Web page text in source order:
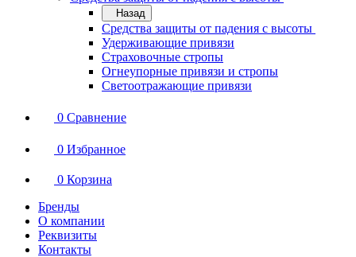
Назад
Средства защиты от падения с высоты
Удерживающие привязи
Страховочные стропы
Огнеупорные привязи и стропы
Светоотражающие привязи
0 Сравнение
0 Избранное
0 Корзина
Бренды
О компании
Реквизиты
Контакты